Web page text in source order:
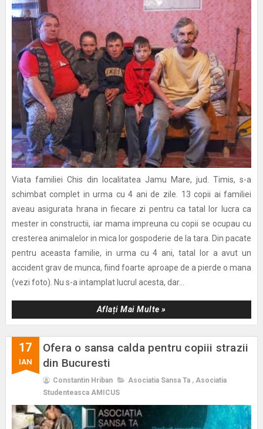
Viata familiei Chis din localitatea Jamu Mare, jud. Timis, s-a
schimbat complet in urma cu 4 ani de zile. 13 copii ai familiei
aveau asigurata hrana in fiecare zi pentru ca tatal lor lucra ca
mester in constructii, iar mama impreuna cu copii se ocupau cu
cresterea animalelor in mica lor gospoderie de la tara. Din pacate
pentru aceasta familie, in urma cu 4 ani, tatal lor a avut un
accident grav de munca, fiind foarte aproape de a pierde o mana
(vezi foto). Nu s-a intamplat lucrul acesta, dar...
Aflați Mai Multe »
17
IAN
Ofera o sansa calda pentru copiii strazii
din Bucuresti
Constantin Hriban Asociatia Sansa Ta , Asociatia
Studenteasca AMICUS